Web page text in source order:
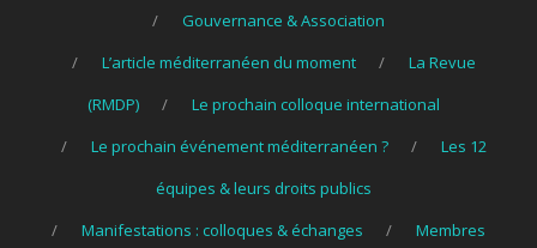
Gouvernance & Association
L’article méditerranéen du moment
La Revue
(RMDP)
Le prochain colloque international
Le prochain événement méditerranéen ?
Les 12
équipes & leurs droits publics
Manifestations : colloques & échanges
Membres